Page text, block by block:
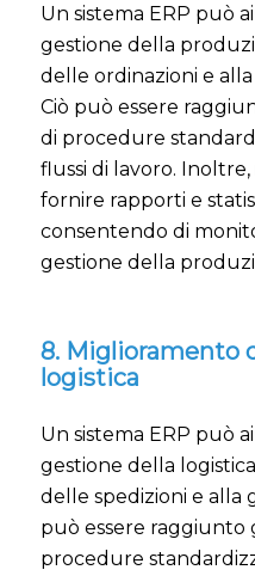
Un sistema ERP può
gestione della
delle ordinazioni e
Ciò può essere
di procedure
flussi di lavoro.
fornire rapporti e
consentendo di
gestione della
8. Miglioramento
logistica
Un sistema ERP può
gestione della
delle spedizioni e alla
può essere raggiunto
procedure